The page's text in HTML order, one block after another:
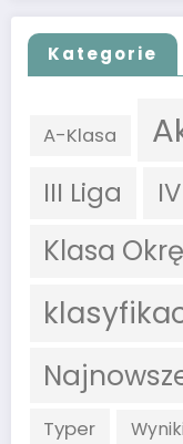
Kategorie
A-Klasa
III Liga
Klasa
Typer Wyniki